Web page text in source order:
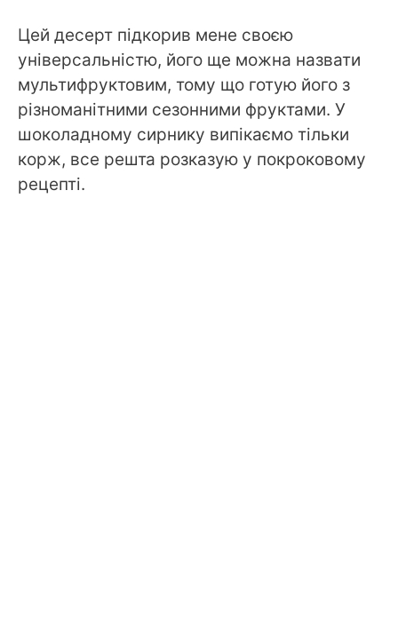
Цей десерт підкорив мене своєю
універсальністю, його ще можна назвати
мультифруктовим, тому що готую його з
різноманітними сезонними фруктами. У
шоколадному сирнику випікаємо тільки
корж, все решта розказую у покроковому
рецепті.